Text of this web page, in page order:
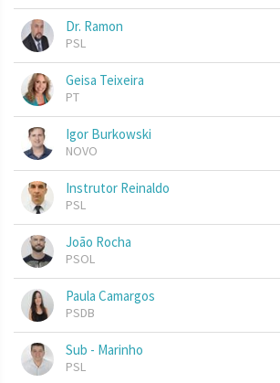
Dr. Ramon
PSL
Geisa Teixeira
PT
Igor Burkowski
NOVO
Instrutor Reinaldo
PSL
João Rocha
PSOL
Paula Camargos
PSDB
Sub - Marinho
PSL